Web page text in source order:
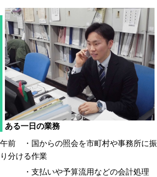
ある一日の業務
午前 ・国からの照会を市町村や事務所に振
り分ける作業
・支払いや予算流用などの会計処理